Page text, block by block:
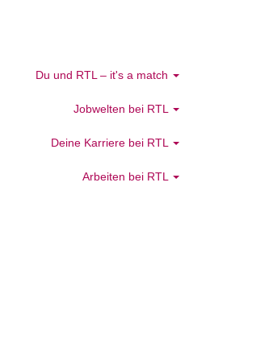
Du und RTL – it's a match
Jobwelten bei RTL
Deine Karriere bei RTL
Arbeiten bei RTL